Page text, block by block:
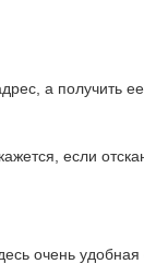
а получить
если
очень